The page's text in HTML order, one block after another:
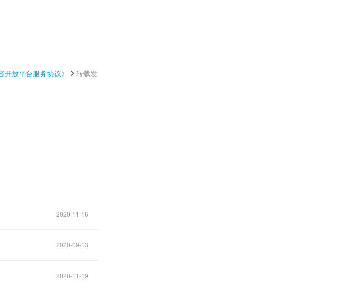
开放平台服务协议》
转载发
2020-11-16
2020-09-13
2020-11-19